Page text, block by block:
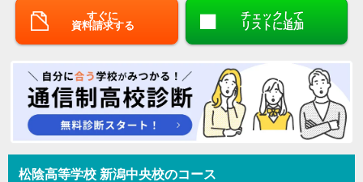
すぐに
資料請求する
チェックして
リストに追加
松陰高等学校 新潟中央校のコース